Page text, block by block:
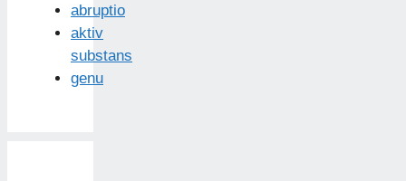
abruptio
aktiv
substans
genu